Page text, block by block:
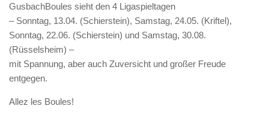
GusbachBoules sieht den 4 Ligaspieltagen
– Sonntag, 13.04. (Schierstein), Samstag, 24.05. (Kriftel),
Sonntag, 22.06. (Schierstein) und Samstag, 30.08.
(Rüsselsheim) –
mit Spannung, aber auch Zuversicht und großer Freude
entgegen.
Allez les Boules!